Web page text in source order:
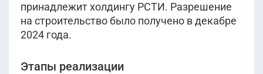
принадлежит холдингу РСТИ. Разрешение
на строительство было получено в декабре
2024 года.
Этапы реализации